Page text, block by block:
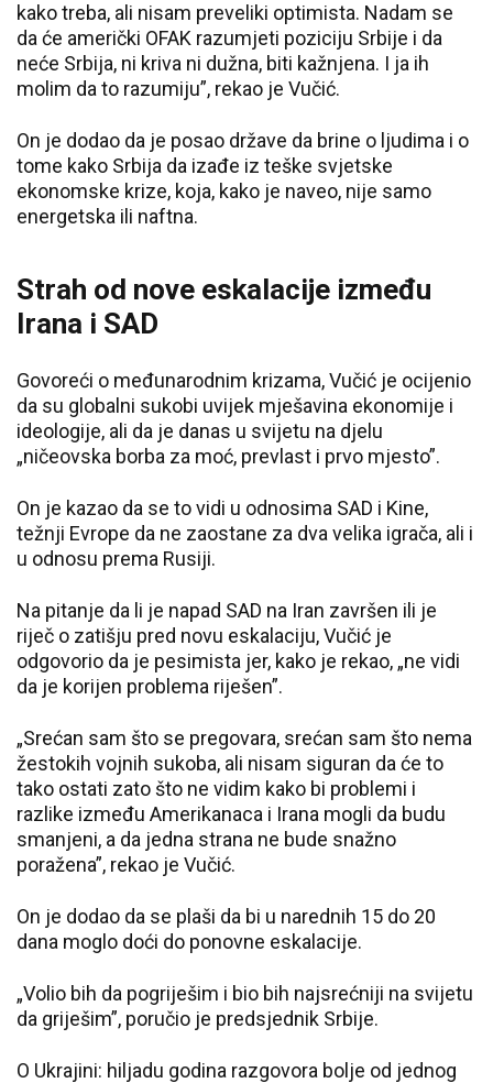
kako treba, ali nisam preveliki optimista. Nadam se
da će američki OFAK razumjeti poziciju Srbije i da
neće Srbija, ni kriva ni dužna, biti kažnjena. I ja ih
molim da to razumiju”, rekao je Vučić.
On je dodao da je posao države da brine o ljudima i o
tome kako Srbija da izađe iz teške svjetske
ekonomske krize, koja, kako je naveo, nije samo
energetska ili naftna.
Strah od nove eskalacije između
Irana i SAD
Govoreći o međunarodnim krizama, Vučić je ocijenio
da su globalni sukobi uvijek mješavina ekonomije i
ideologije, ali da je danas u svijetu na djelu
„ničeovska borba za moć, prevlast i prvo mjesto”.
On je kazao da se to vidi u odnosima SAD i Kine,
težnji Evrope da ne zaostane za dva velika igrača, ali i
u odnosu prema Rusiji.
Na pitanje da li je napad SAD na Iran završen ili je
riječ o zatišju pred novu eskalaciju, Vučić je
odgovorio da je pesimista jer, kako je rekao, „ne vidi
da je korijen problema riješen”.
„Srećan sam što se pregovara, srećan sam što nema
žestokih vojnih sukoba, ali nisam siguran da će to
tako ostati zato što ne vidim kako bi problemi i
razlike između Amerikanaca i Irana mogli da budu
smanjeni, a da jedna strana ne bude snažno
poražena”, rekao je Vučić.
On je dodao da se plaši da bi u narednih 15 do 20
dana moglo doći do ponovne eskalacije.
„Volio bih da pogriješim i bio bih najsrećniji na svijetu
da griješim”, poručio je predsjednik Srbije.
O Ukrajini: hiljadu godina razgovora bolje od jednog